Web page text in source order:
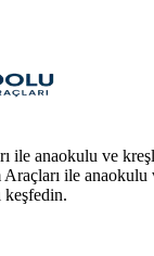
ile anaokulu ve
Araçları ile
keşfedin.